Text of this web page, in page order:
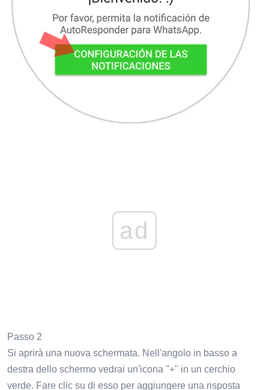
ad
Passo 2
Si aprirà una nuova schermata. Nell'angolo in basso a
destra dello schermo vedrai un'icona "+" in un cerchio
verde. Fare clic su di esso per aggiungere una risposta